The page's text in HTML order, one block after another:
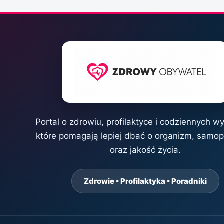
Portal o zdrowiu, profilaktyce i codziennych
które pomagają lepiej dbać o organizm,
oraz jakość życia.
Zdrowie • Profilaktyka • Poradniki